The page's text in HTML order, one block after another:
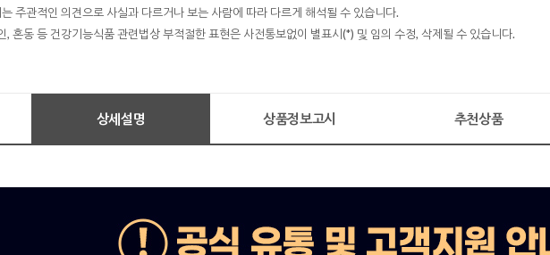
주관적인 의견으로 사실과 다르거나 보는 사람에 따라 다르게 해석될 수 있습니다.
, 혼동 등 건강기능식품 관련법상 부적절한 표현은 사전통보없이 별표시(*) 및 임의 수정, 삭제될 수 있습니다.
상세설명 상품정보고시 추천상품